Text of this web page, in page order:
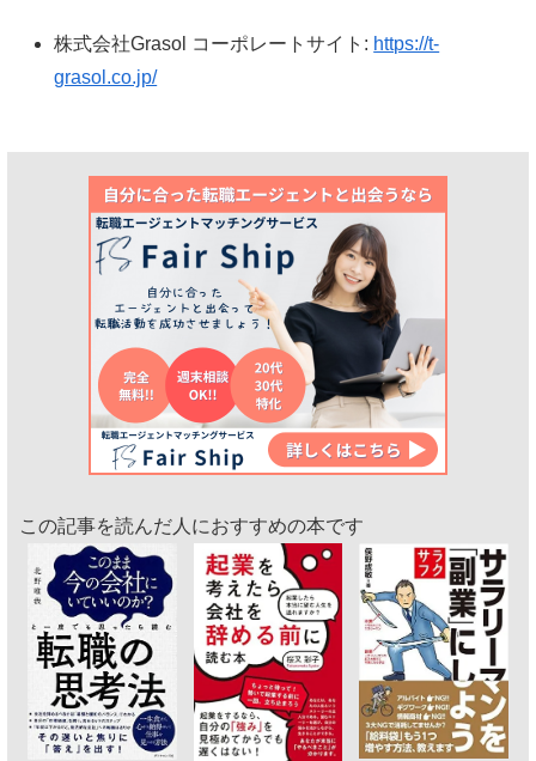
株式会社Grasol コーポレートサイト: https://t-
grasol.co.jp/
この記事を読んだ人におすすめの本です